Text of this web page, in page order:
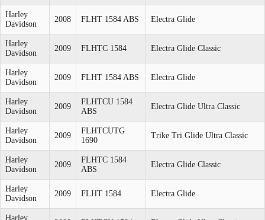
Harley
Davidson
2008 FLHT 1584 ABS Electra Glide
Harley
Davidson
2009 FLHTC 1584 Electra Glide Classic
Harley
Davidson
2009 FLHT 1584 ABS Electra Glide
Harley
Davidson
2009
FLHTCU 1584
ABS
Electra Glide Ultra Classic
Harley
Davidson
2009
FLHTCUTG
1690
Trike Tri Glide Ultra Classic
Harley
Davidson
2009
FLHTC 1584
ABS
Electra Glide Classic
Harley
Davidson
2009 FLHT 1584 Electra Glide
Harley